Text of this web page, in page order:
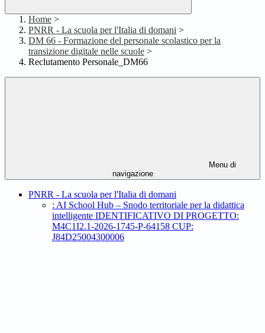
Home >
PNRR - La scuola per l'Italia di domani >
DM 66 - Formazione del personale scolastico per la
transizione digitale nelle scuole >
Reclutamento Personale_DM66
Menu di
navigazione
PNRR - La scuola per l'Italia di domani
: AI School Hub – Snodo territoriale per la didattica
intelligente IDENTIFICATIVO DI PROGETTO:
M4C1I2.1-2026-1745-P-64158 CUP:
J84D25004300006